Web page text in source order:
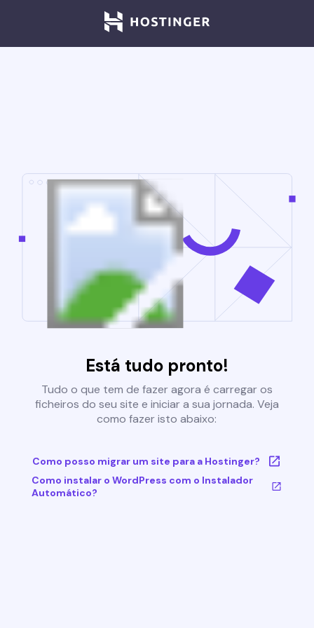
Está tudo pronto!
Tudo o que tem de fazer agora é carregar os
ficheiros do seu site e iniciar a sua jornada. Veja
como fazer isto abaixo:
Como posso migrar um site para a Hostinger?
Como instalar o WordPress com o Instalador
Automático?